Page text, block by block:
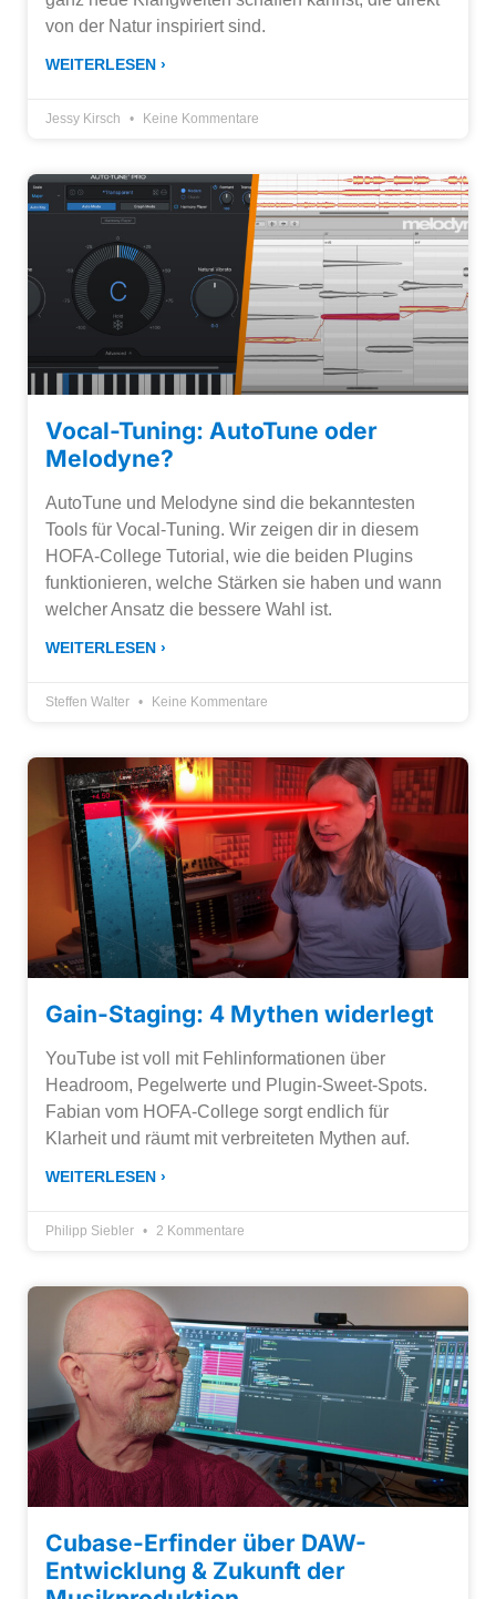
von der Natur inspiriert sind.
WEITERLESEN ›
Jessy Kirsch Keine Kommentare
Vocal-Tuning: AutoTune oder
Melodyne?
AutoTune und Melodyne sind die bekanntesten
Tools für Vocal-Tuning. Wir zeigen dir in diesem
HOFA-College Tutorial, wie die beiden Plugins
funktionieren, welche Stärken sie haben und wann
welcher Ansatz die bessere Wahl ist.
WEITERLESEN ›
Steffen Walter Keine Kommentare
Gain-Staging: 4 Mythen widerlegt
YouTube ist voll mit Fehlinformationen über
Headroom, Pegelwerte und Plugin-Sweet-Spots.
Fabian vom HOFA-College sorgt endlich für
Klarheit und räumt mit verbreiteten Mythen auf.
WEITERLESEN ›
Philipp Siebler 2 Kommentare
Cubase-Erfinder über DAW-
Entwicklung & Zukunft der